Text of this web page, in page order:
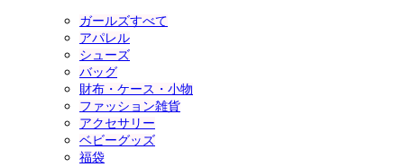
ガールズすべて
アパレル
シューズ
バッグ
財布・ケース・小物
ファッション雑貨
アクセサリー
ベビーグッズ
福袋